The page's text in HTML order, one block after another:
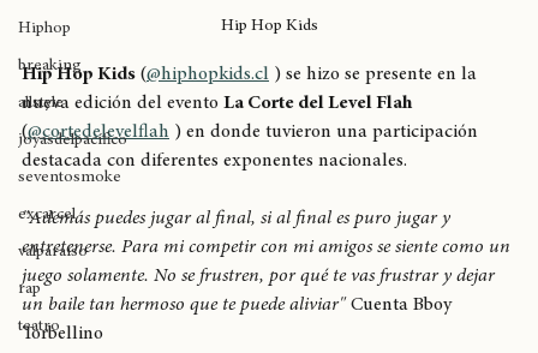
Gorillaz
Hiphop
breaking
allstyle
joyasdelpacífico
seventosmoke
excarcel
valparaíso
rap
Hip Hop Kids
Hip Hop Kids (@hiphopkids.cl ) se hizo se presente en la
nueva edición del evento La Corte del Level Flah
(@cortedelevelflah ) en donde tuvieron una participación
"Además puedes jugar al final, si al final es puro jugar y
entretenerse. Para mi competir con mi amigos se siente como un
juego solamente. No se frustren, por qué te vas frustrar y dejar
un baile tan hermoso que te puede aliviar"